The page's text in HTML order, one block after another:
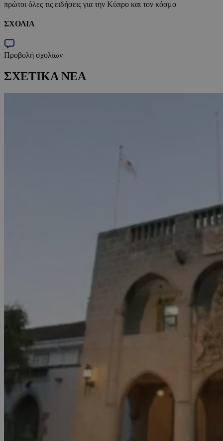
πρώτοι όλες τις ειδήσεις για την Κύπρο και τον κόσμο
ΣΧΟΛΙΑ
Προβολή σχολίων
ΣΧΕΤΙΚΑ ΝΕΑ